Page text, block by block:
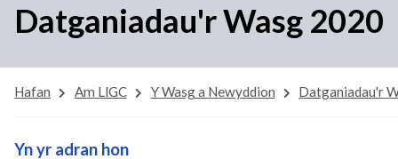
Datganiadau'r Wasg 2020
Hafan Am LlGC Y Wasg a Newyddion Datganiadau'r
Yn yr adran hon